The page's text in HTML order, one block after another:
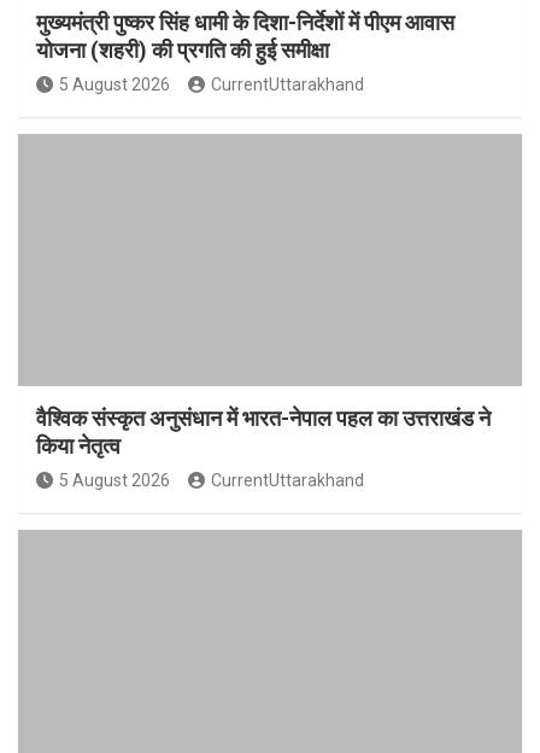
मुख्यमंत्री पुष्कर सिंह धामी के दिशा-निर्देशों में पीएम आवास
योजना (शहरी) की प्रगति की हुई समीक्षा
5 August 2026 CurrentUttarakhand
वैश्विक संस्कृत अनुसंधान में भारत-नेपाल पहल का उत्तराखंड ने
किया नेतृत्व
5 August 2026 CurrentUttarakhand